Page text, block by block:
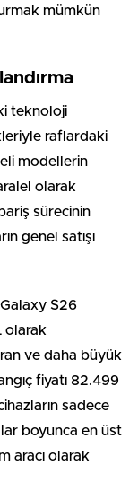
mümkün
teknoloji
raflardaki
modellerin
olarak
sürecinin
genel satışı
S26
olarak
ve daha büyük
fiyatı 82.499
sadece
boyunca en üst
aracı olarak